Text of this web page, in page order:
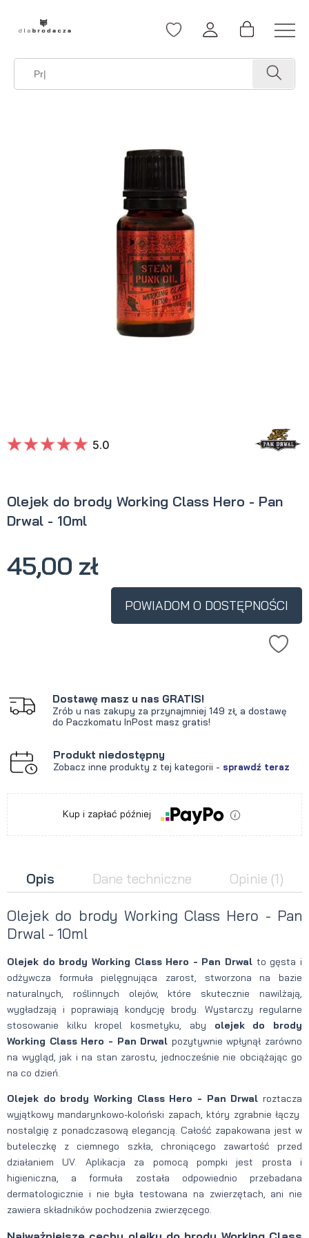
Olejek do brody Working Class Hero - Pan
Drwal - 10ml
5.0
45,00 zł
POWIADOM O DOSTĘPNOŚCI
Dostawę masz u nas GRATIS!
Zrób u nas zakupy za przynajmniej 149 zł, a dostawę
do Paczkomatu InPost masz gratis!
Produkt niedostępny
Zobacz inne produkty z tej kategorii - sprawdź teraz
Kup i zapłać później
Opis Dane techniczne Opinie (1)
Olejek do brody Working Class Hero - Pan
Drwal - 10ml
Olejek do brody Working Class Hero - Pan Drwal to gęsta i
odżywcza formuła pielęgnująca zarost, stworzona na bazie
naturalnych, roślinnych olejów, które skutecznie nawilżają,
wygładzają i poprawiają kondycję brody. Wystarczy regularne
stosowanie kilku kropel kosmetyku, aby olejek do brody
Working Class Hero - Pan Drwal pozytywnie wpłynął zarówno
na wygląd, jak i na stan zarostu, jednocześnie nie obciążając go
na co dzień.
Olejek do brody Working Class Hero - Pan Drwal roztacza
wyjątkowy mandarynkowo-koloński zapach, który zgrabnie łączy
nostalgię z ponadczasową elegancją. Całość zapakowana jest w
buteleczkę z ciemnego szkła, chroniącego zawartość przed
działaniem UV. Aplikacja za pomocą pompki jest prosta i
higieniczna, a formuła została odpowiednio przebadana
dermatologicznie i nie była testowana na zwierzętach, ani nie
zawiera składników pochodzenia zwierzęcego.